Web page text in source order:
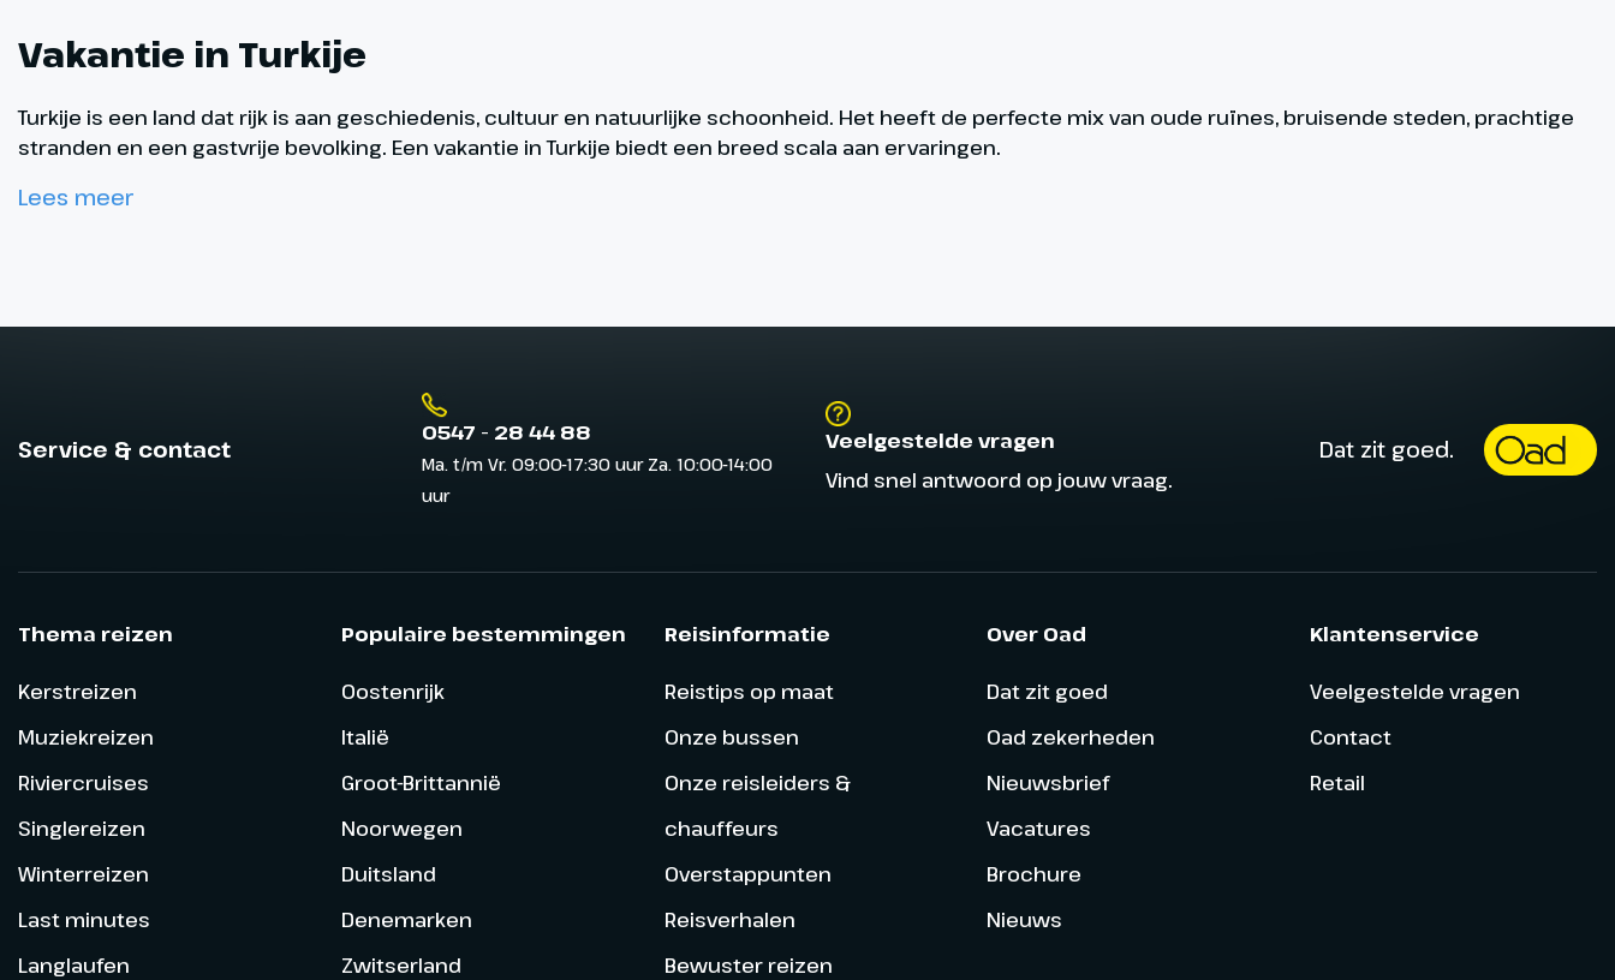
Vakantie in Turkije
Turkije is een land dat rijk is aan geschiedenis, cultuur en natuurlijke schoonheid. Het heeft de perfecte mix van oude ruïnes, bruisende steden, prachtige
stranden en een gastvrije bevolking. Een vakantie in Turkije biedt een breed scala aan ervaringen.
Lees meer
Service & contact
0547 - 28 44 88
Ma. t/m Vr. 09:00-17:30 uur Za. 10:00-14:00
uur
Veelgestelde vragen
Vind snel antwoord op jouw vraag.
Dat zit goed.
Thema reizen
Kerstreizen
Muziekreizen
Riviercruises
Singlereizen
Winterreizen
Last minutes
Langlaufen
Populaire bestemmingen
Oostenrijk
Italië
Groot-Brittannië
Noorwegen
Duitsland
Denemarken
Zwitserland
Reisinformatie
Reistips op maat
Onze bussen
Onze reisleiders &
chauffeurs
Overstappunten
Reisverhalen
Bewuster reizen
Over Oad
Dat zit goed
Oad zekerheden
Nieuwsbrief
Vacatures
Brochure
Nieuws
Klantenservice
Veelgestelde vragen
Contact
Retail